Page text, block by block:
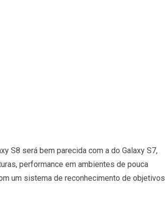
S8 será bem parecida com a do Galaxy S7,
performance em ambientes de pouca
um sistema de reconhecimento de objetivos